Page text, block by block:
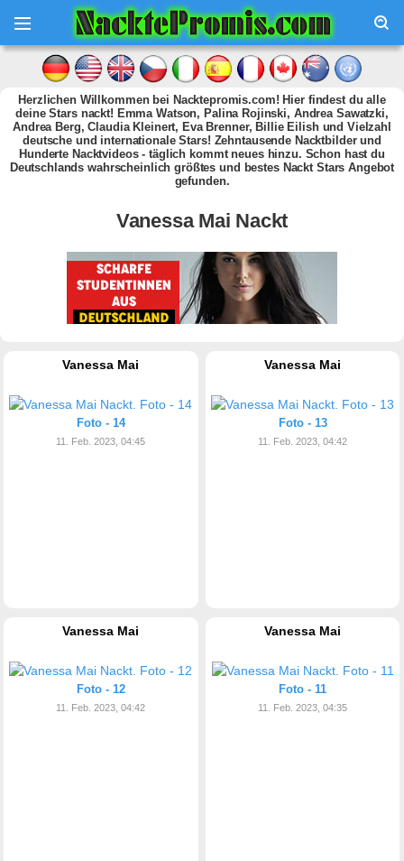
Herzlichen Willkommen bei Nacktepromis.com! Hier findest du alle
deine Stars nackt! Emma Watson, Palina Rojinski, Andrea Sawatzki,
Andrea Berg, Claudia Kleinert, Eva Brenner, Billie Eilish und Vielzahl
deutsche und internationale Stars! Zehntausende Nacktbilder und
Hunderte Nacktvideos - täglich kommt neues hinzu. Schon hast du
Deutschlands wahrscheinlich größtes und bestes Nackt Stars Angebot
gefunden.
Vanessa Mai Nackt
Vanessa Mai
Foto - 14
11. Feb. 2023, 04:45
Vanessa Mai
Foto - 13
11. Feb. 2023, 04:42
Vanessa Mai
Foto - 12
11. Feb. 2023, 04:42
Vanessa Mai
Foto - 11
11. Feb. 2023, 04:35